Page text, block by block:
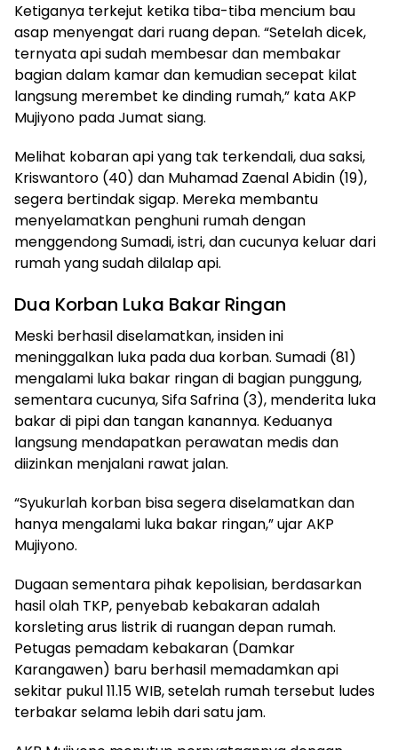
​Ketiganya terkejut ketika tiba-tiba mencium bau
asap menyengat dari ruang depan. “Setelah dicek,
ternyata api sudah membesar dan membakar
bagian dalam kamar dan kemudian secepat kilat
langsung merembet ke dinding rumah,” kata AKP
Mujiyono pada Jumat siang.
​Melihat kobaran api yang tak terkendali, dua saksi,
Kriswantoro (40) dan Muhamad Zaenal Abidin (19),
segera bertindak sigap. Mereka membantu
menyelamatkan penghuni rumah dengan
menggendong Sumadi, istri, dan cucunya keluar dari
rumah yang sudah dilalap api.
​Dua Korban Luka Bakar Ringan
​Meski berhasil diselamatkan, insiden ini
meninggalkan luka pada dua korban. Sumadi (81)
mengalami luka bakar ringan di bagian punggung,
sementara cucunya, Sifa Safrina (3), menderita luka
bakar di pipi dan tangan kanannya. Keduanya
langsung mendapatkan perawatan medis dan
diizinkan menjalani rawat jalan.
​“Syukurlah korban bisa segera diselamatkan dan
hanya mengalami luka bakar ringan,” ujar AKP
Mujiyono.
​Dugaan sementara pihak kepolisian, berdasarkan
hasil olah TKP, penyebab kebakaran adalah
korsleting arus listrik di ruangan depan rumah.
Petugas pemadam kebakaran (Damkar
Karangawen) baru berhasil memadamkan api
sekitar pukul 11.15 WIB, setelah rumah tersebut ludes
terbakar selama lebih dari satu jam.